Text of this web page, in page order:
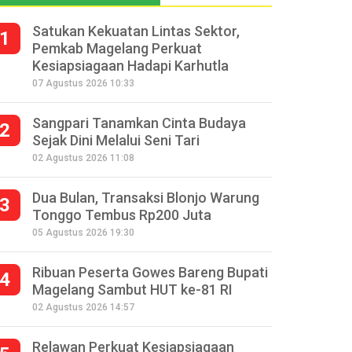
1
Satukan Kekuatan Lintas Sektor,
Pemkab Magelang Perkuat
Kesiapsiagaan Hadapi Karhutla
07 Agustus 2026 10:33
2
Sangpari Tanamkan Cinta Budaya
Sejak Dini Melalui Seni Tari
02 Agustus 2026 11:08
3
Dua Bulan, Transaksi Blonjo Warung
Tonggo Tembus Rp200 Juta
05 Agustus 2026 19:30
4
Ribuan Peserta Gowes Bareng Bupati
Magelang Sambut HUT ke-81 RI
02 Agustus 2026 14:57
Relawan Perkuat Kesiapsiagaan